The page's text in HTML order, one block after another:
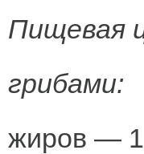
Пищевая
грибами:
жиров —